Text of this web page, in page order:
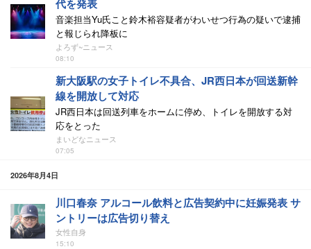
代を発表
音楽担当Yu氏こと鈴木裕容疑者がわいせつ行為の疑いで逮捕
と報じられ降板に
よろず~ニュース
08:10
新大阪駅の女子トイレ不具合、JR西日本が回送新幹
線を開放して対応
JR西日本は回送列車をホームに停め、トイレを開放する対
応をとった
まいどなニュース
07:05
2026年8月4日
川口春奈 アルコール飲料と広告契約中に妊娠発表 サ
ントリーは広告切り替え
女性自身
15:10